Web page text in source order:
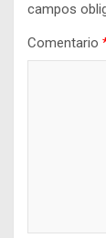
campos
Comentario